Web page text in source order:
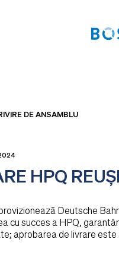
DE ANSAMBLU
HPQ
Deutsche
cu succes a HPQ,
aprobarea de livrare